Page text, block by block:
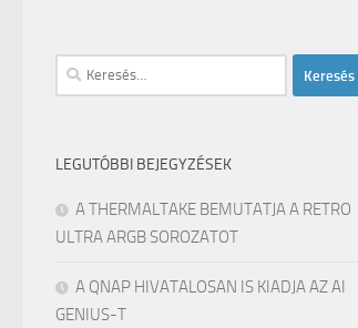
Keresés:
LEGUTÓBBI BEJEGYZÉSEK
A THERMALTAKE BEMUTATJA A RETRO
ULTRA ARGB SOROZATOT
A QNAP HIVATALOSAN IS KIADJA AZ AI
GENIUS-T